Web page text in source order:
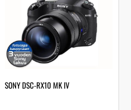
SONY DSC-RX10 MK IV